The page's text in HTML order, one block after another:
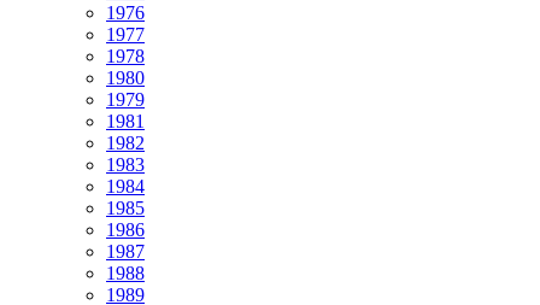
1976
1977
1978
1980
1979
1981
1982
1983
1984
1985
1986
1987
1988
1989